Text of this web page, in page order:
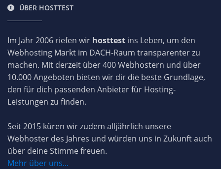
ÜBER HOSTTEST
Im Jahr 2006 riefen wir hosttest ins Leben, um den
Webhosting Markt im DACH-Raum transparenter zu
machen. Mit derzeit über 400 Webhostern und über
10.000 Angeboten bieten wir dir die beste Grundlage,
den für dich passenden Anbieter für Hosting-
Leistungen zu finden.
Seit 2015 küren wir zudem alljährlich unsere
Webhoster des Jahres und würden uns in Zukunft auch
über deine Stimme freuen.
Mehr über uns...